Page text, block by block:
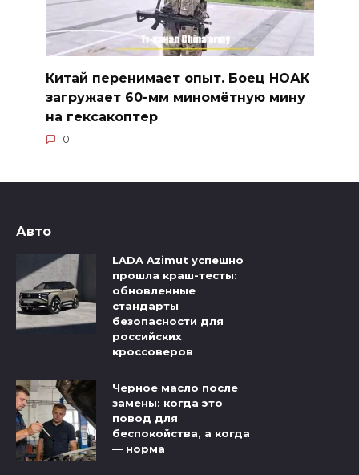
Китай перенимает опыт. Боец НОАК
загружает 60-мм миномётную мину
на гексакоптер
0
Авто
LADA Azimut успешно
прошла краш-тесты:
обновленные
стандарты
безопасности для
российских
кроссоверов
Черное масло после
замены: когда это
повод для
беспокойства, а когда
— норма